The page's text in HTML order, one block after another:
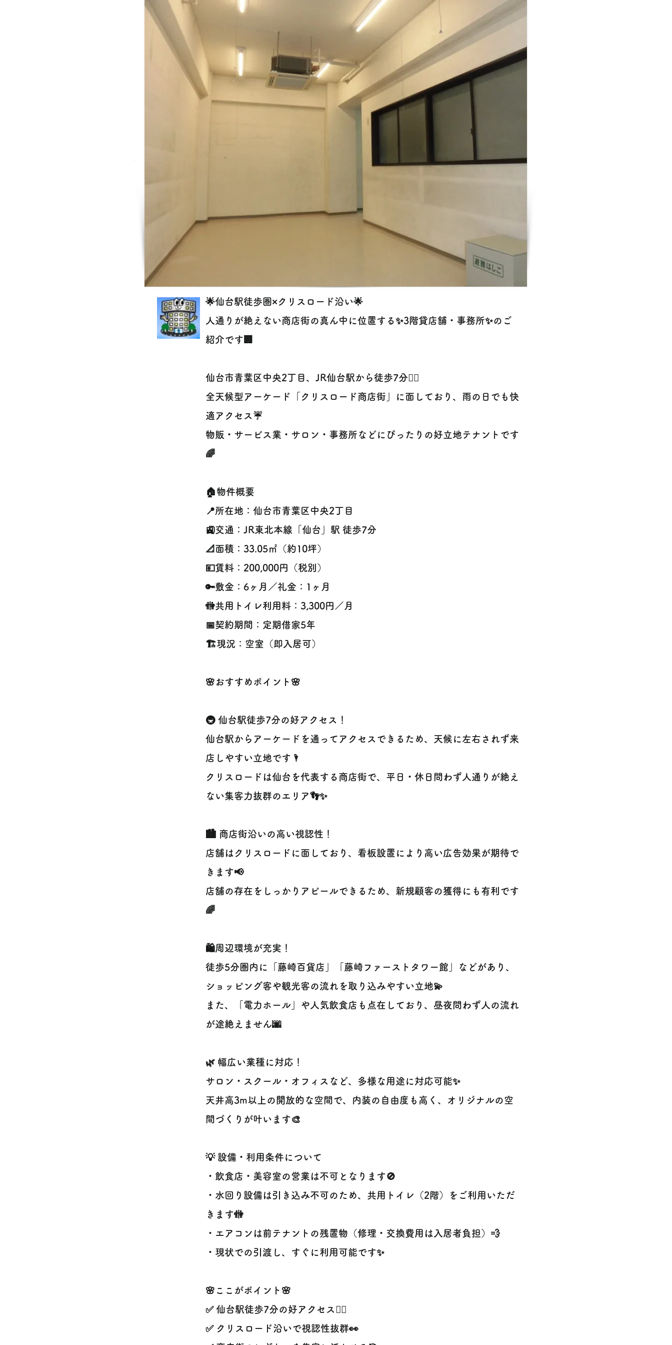
🌟仙台駅徒歩圏×クリスロード沿い🌟
人通りが絶えない商店街の真ん中に位置する✨3階貸店舗・事務所✨のご
紹介です🏢
仙台市青葉区中央2丁目、JR仙台駅から徒歩7分🚶‍♀️
全天候型アーケード「クリスロード商店街」に面しており、雨の日でも快
適アクセス☔
物販・サービス業・サロン・事務所などにぴったりの好立地テナントです
🌈
🏠物件概要
📍所在地：仙台市青葉区中央2丁目
🚉交通：JR東北本線「仙台」駅 徒歩7分
📐面積：33.05㎡（約10坪）
💴賃料：200,000円（税別）
🔑敷金：6ヶ月／礼金：1ヶ月
🚻共用トイレ利用料：3,300円／月
📅契約期間：定期借家5年
🏗現況：空室（即入居可）
🌸おすすめポイント🌸
🚇 仙台駅徒歩7分の好アクセス！
仙台駅からアーケードを通ってアクセスできるため、天候に左右されず来
店しやすい立地です🌂
クリスロードは仙台を代表する商店街で、平日・休日問わず人通りが絶え
ない集客力抜群のエリア👣✨
🏙️ 商店街沿いの高い視認性！
店舗はクリスロードに面しており、看板設置により高い広告効果が期待で
きます📢
店舗の存在をしっかりアピールできるため、新規顧客の獲得にも有利です
🌈
🛍️周辺環境が充実！
徒歩5分圏内に「藤崎百貨店」「藤崎ファーストタワー館」などがあり、
ショッピング客や観光客の流れを取り込みやすい立地💫
また、「電力ホール」や人気飲食店も点在しており、昼夜問わず人の流れ
が途絶えません🌆
🌿 幅広い業種に対応！
サロン・スクール・オフィスなど、多様な用途に対応可能✨
天井高3m以上の開放的な空間で、内装の自由度も高く、オリジナルの空
間づくりが叶います🎨
💡 設備・利用条件について
・飲食店・美容室の営業は不可となります🚫
・水回り設備は引き込み不可のため、共用トイレ（2階）をご利用いただ
きます🚻
・エアコンは前テナントの残置物（修理・交換費用は入居者負担）💨
・現状での引渡し、すぐに利用可能です✨
🌸ここがポイント🌸
✅ 仙台駅徒歩7分の好アクセス🚶‍♂️
✅ クリスロード沿いで視認性抜群👀